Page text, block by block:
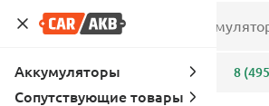
Адреса 8
Аккумуляторы
Сопутствующие товары